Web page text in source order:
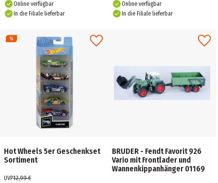
Online verfügbar
In die Filiale lieferbar
Online verfügbar
In die Filiale lieferbar
Hot Wheels 5er Geschenkset
Sortiment
UVP12,99 €
BRUDER - Fendt Favorit 926
Vario mit Frontlader und
Wannenkippanhänger 01169